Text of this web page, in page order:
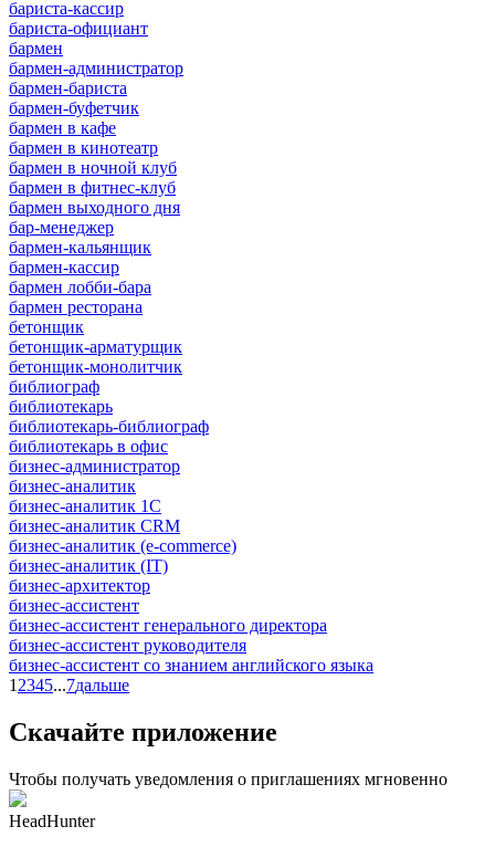
бариста-кассир
бариста-официант
бармен
бармен-администратор
бармен-бариста
бармен-буфетчик
бармен в кафе
бармен в кинотеатр
бармен в ночной клуб
бармен в фитнес-клуб
бармен выходного дня
бар-менеджер
бармен-кальянщик
бармен-кассир
бармен лобби-бара
бармен ресторана
бетонщик
бетонщик-арматурщик
бетонщик-монолитчик
библиограф
библиотекарь
библиотекарь-библиограф
библиотекарь в офис
бизнес-администратор
бизнес-аналитик
бизнес-аналитик 1С
бизнес-аналитик CRM
бизнес-аналитик (e-commerce)
бизнес-аналитик (IT)
бизнес-архитектор
бизнес-ассистент
бизнес-ассистент генерального директора
бизнес-ассистент руководителя
бизнес-ассистент со знанием английского языка
1 2345...7дальше
Скачайте приложение
Чтобы получать уведомления о приглашениях мгновенно
HeadHunter